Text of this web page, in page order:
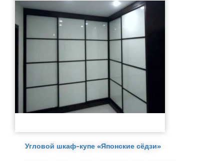
Угловой шкаф-купе «Японские сёдзи»